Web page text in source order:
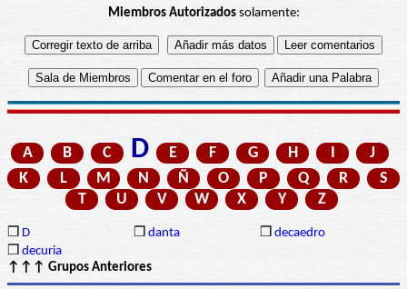
Miembros Autorizadossolamente:
A B C D E F G H
J
K
L M N Ñ O P Q R
S
T
U V W X Y Z
❒ D ❒ danta ❒ decaedro
❒ decuria
↑↑↑ Grupos Anteriores